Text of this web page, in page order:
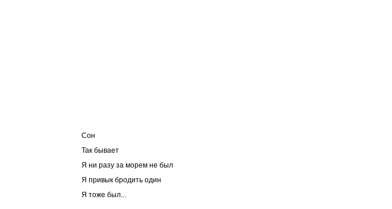
Сон
Так бывает
Я ни разу за морем не был
Я привык бродить один
Я тоже был...